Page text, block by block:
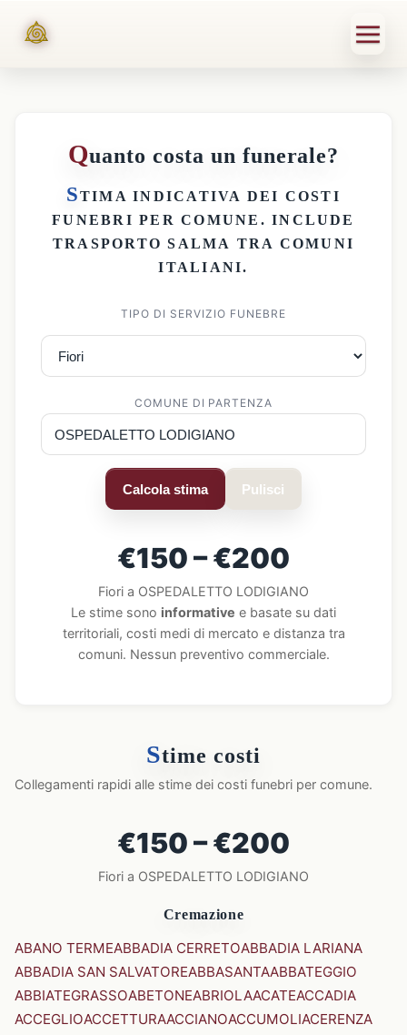
Quanto costa un funerale?
STIMA INDICATIVA DEI COSTI
FUNEBRI PER COMUNE . INCLUDE
TRASPORTO SALMA TRA COMUNI
ITALIANI.
TIPO DI SERVIZIO FUNEBRE
COMUNE DI PARTENZA
Calcola stima Pulisci
€150 – €200
Fiori a OSPEDALETTO LODIGIANO
Le stime sono informative e basate su dati
territoriali, costi medi di mercato e distanza tra
comuni. Nessun preventivo commerciale.
Stime costi
Collegamenti rapidi alle stime dei costi funebri per comune.
€150 – €200
Fiori a OSPEDALETTO LODIGIANO
Cremazione
ABANO TERMEABBADIA CERRETOABBADIA LARIANA
ABBADIA SAN SALVATOREABBASANTAABBATEGGIO
ABBIATEGRASSOABETONEABRIOLAACATEACCADIA
ACCEGLIOACCETTURAACCIANOACCUMOLIACERENZA